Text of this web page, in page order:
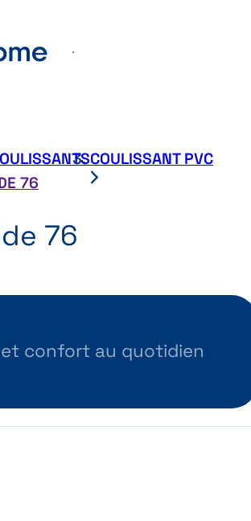
COULISSANT PVC
76
76
confort au quotidien